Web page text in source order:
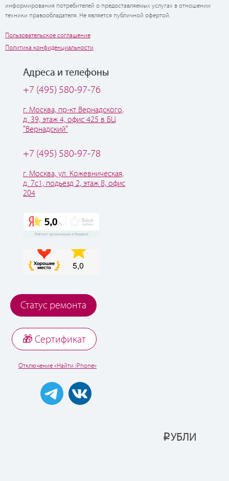
информирования потребителей о предоставляемых услугах в отношении
техники правообладателя. Не является публичной офертой.
Пользовательское соглашение
Политика конфиденциальности
Адреса и телефоны
+7 (495) 580-97-76
г. Москва, пр-кт Вернадского,
д. 39, этаж 4, офис 425 в БЦ
"Вернадский"
+7 (495) 580-97-78
г. Москва, ул. Кожевническая,
д. 7с1, подьезд 2, этаж 8, офис
204
Статус ремонта
🎁 Cертификат
Отключение «Найти iPhone»
РУБЛИ